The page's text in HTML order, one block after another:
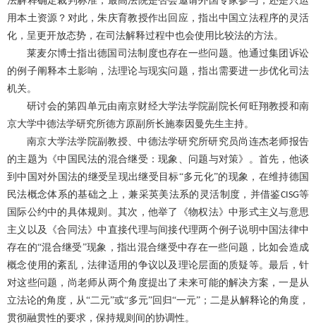
用本土资源？对此，朱庆育教授作出回应，指出中国立法程序的灵活
化，呈更开放态势，在司法解释过程中也会使用比较法的方法。
莱麦尔博士指出德国司法制度也存在一些问题。他通过集团诉讼
的例子阐释本土影响，法理论与现实问题，指出需要进一步优化司法
机关。
研讨会的第四单元由南京财经大学法学院副院长何旺翔教授和南
京大学中德法学研究所德方原副所长施泰因曼先生主持。
南京大学法学院副教授、中德法学研究所研究员尚连杰老师报告
的主题为《中国民法的混合继受：现象、问题与对策》。首先，他谈
到中国对外国法的继受呈现出继受目标“多元化”的现象，在维持德国
民法概念体系的基础之上，兼采英美法系的灵活制度，并借鉴CISG等
国际公约中的具体规则。其次，他举了《物权法》中形式主义与意思
主义以及《合同法》中直接代理与间接代理两个例子说明中国法律中
存在的“混合继受”现象，指出混合继受中存在一些问题，比如会造成
概念使用的紊乱，法律适用的争议以及理论层面的质疑等。最后，针
对这些问题，尚老师从两个角度提出了未来可能的解决方案，一是从
立法论的角度，从“二元”或“多元”回归“一元”；二是从解释论的角度，
贯彻融贯性的要求，保持规则间的协调性。